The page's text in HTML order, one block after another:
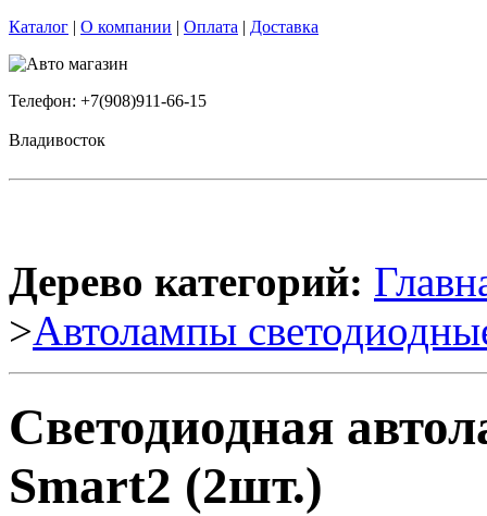
Каталог | О компании | Оплата | Доставка
Телефон: +7(908)911-66-15
Владивосток
Дерево категорий:
>Автолампы
Светодиодная
Smart2 (2шт.)